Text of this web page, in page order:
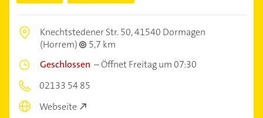
Knechtstedener Str. 50,41540 Dormagen
(Horrem)
5,7 km
Geschlossen –Öffnet Freitag um 07:30
02133 54 85
Webseite